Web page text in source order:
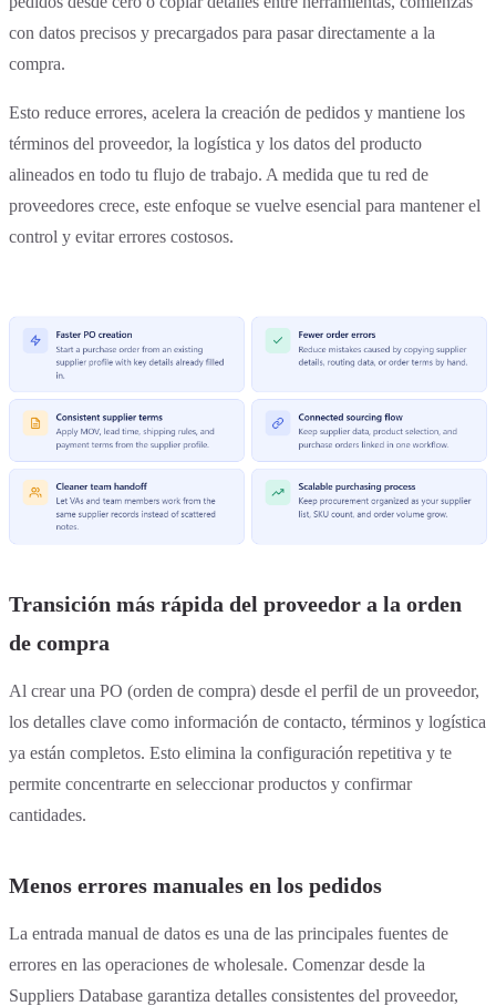
con datos precisos y precargados para pasar directamente a la
compra.
Esto reduce errores, acelera la creación de pedidos y mantiene los
términos del proveedor, la logística y los datos del producto
alineados en todo tu flujo de trabajo. A medida que tu red de
proveedores crece, este enfoque se vuelve esencial para mantener el
control y evitar errores costosos.
Transición más rápida del proveedor a la orden
de compra
Al crear una PO (orden de compra) desde el perfil de un proveedor,
los detalles clave como información de contacto, términos y logística
ya están completos. Esto elimina la configuración repetitiva y te
permite concentrarte en seleccionar productos y confirmar
cantidades.
Menos errores manuales en los pedidos
La entrada manual de datos es una de las principales fuentes de
errores en las operaciones de wholesale. Comenzar desde la
Suppliers Database garantiza detalles consistentes del proveedor,